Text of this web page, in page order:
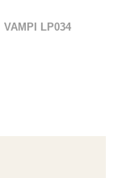
VAMPI LP034